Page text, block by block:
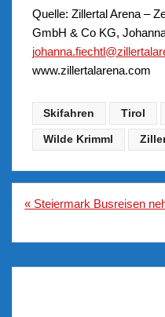
Quelle: Zillertal Arena –
GmbH & Co KG,
www.zillertalarena.com
Skifahren Tirol
Wilde Krimml
Beitragsnavigation
« Steiermark Busreisen